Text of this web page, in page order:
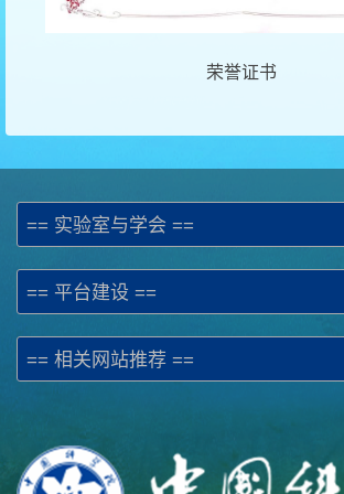
荣誉证书
== 实验室与学会 ==
== 平台建设 ==
== 相关网站推荐 ==